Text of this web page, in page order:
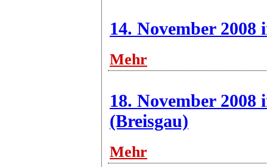
14. November 2008
Mehr
18. November 2008
(Breisgau)
Mehr